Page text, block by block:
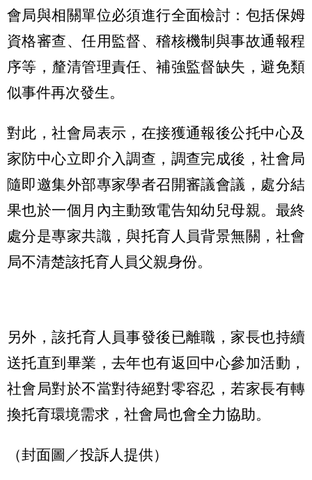
會局與相關單位必須進行全面檢討：包括保姆
資格審查、任用監督、稽核機制與事故通報程
序等，釐清管理責任、補強監督缺失，避免類
似事件再次發生。
對此，社會局表示，在接獲通報後公托中心及
家防中心立即介入調查，調查完成後，社會局
隨即邀集外部專家學者召開審議會議，處分結
果也於一個月內主動致電告知幼兒母親。最終
處分是專家共識，與托育人員背景無關，社會
局不清楚該托育人員父親身份。
另外，該托育人員事發後已離職，家長也持續
送托直到畢業，去年也有返回中心參加活動，
社會局對於不當對待絕對零容忍，若家長有轉
換托育環境需求，社會局也會全力協助。
（封面圖／投訴人提供）